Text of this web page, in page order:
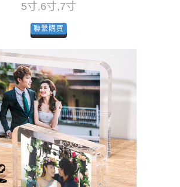
5寸,6寸,7寸
聯繫購買